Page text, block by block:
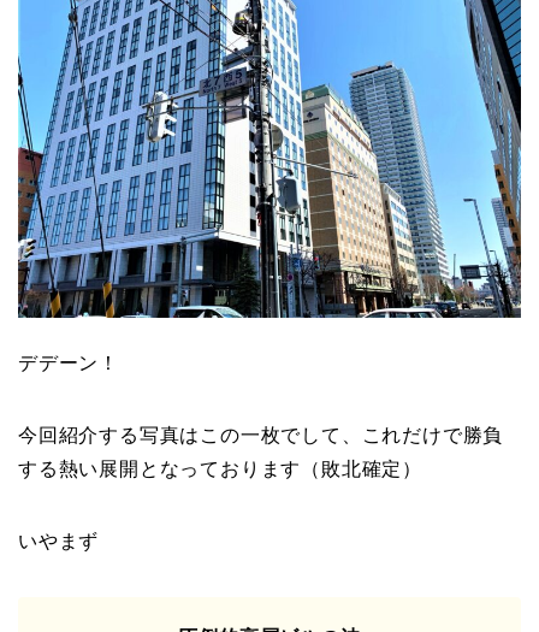
デデーン！
今回紹介する写真はこの一枚でして、これだけで勝負
する熱い展開となっております（敗北確定）
いやまず